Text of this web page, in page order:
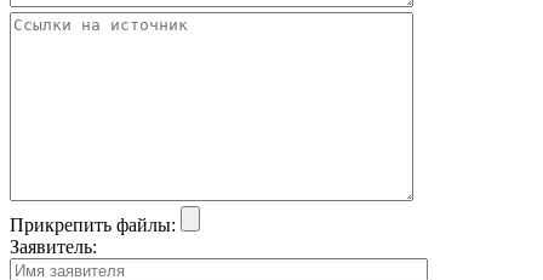
Прикрепить файлы:
Заявитель: